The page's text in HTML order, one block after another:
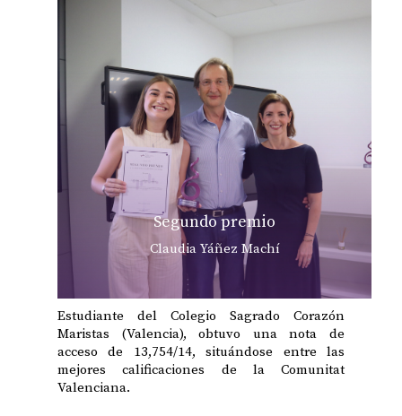
Segundo premio
Claudia Yáñez Machí
Estudiante del Colegio Sagrado Corazón
Maristas (Valencia), obtuvo una nota de
acceso de 13,754/14, situándose entre las
mejores calificaciones de la Comunitat
Valenciana.